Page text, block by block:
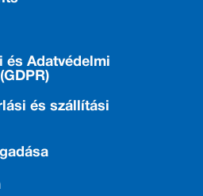
és Adatvédelmi
és szállítási